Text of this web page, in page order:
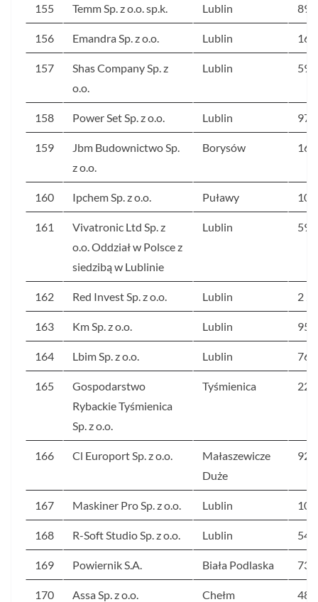
155 Temm Sp. z o.o. sp.k. Lublin 89
156 Emandra Sp. z o.o. Lublin 163
157
Shas Company Sp. z
o.o.
Lublin 591
158 Power Set Sp. z o.o. Lublin 97
159
Jbm Budownictwo Sp.
z o.o.
Borysów 163
160 Ipchem Sp. z o.o. Puławy 108
161
Vivatronic Ltd Sp. z
o.o. Oddział w Polsce z
siedzibą w Lublinie
Lublin 59
162 Red Invest Sp. z o.o. Lublin 2
163 Km Sp. z o.o. Lublin 95
164 Lbim Sp. z o.o. Lublin 76
165
Gospodarstwo
Rybackie Tyśmienica
Sp. z o.o.
Tyśmienica 226
166 Cl Europort Sp. z o.o.
Małaszewicze
Duże
92
167 Maskiner Pro Sp. z o.o. Lublin 103
168 R-Soft Studio Sp. z o.o. Lublin 542
169 Powiernik S.A. Biała Podlaska 734
170 Assa Sp. z o.o. Chełm 483